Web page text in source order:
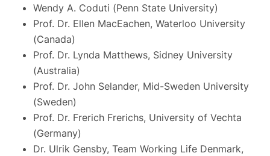
Wendy A. Coduti (Penn State University)
Prof. Dr. Ellen MacEachen, Waterloo University
(Canada)
Prof. Dr. Lynda Matthews, Sidney University
(Australia)
Prof. Dr. John Selander, Mid-Sweden University
(Sweden)
Prof. Dr. Frerich Frerichs, University of Vechta
(Germany)
Dr. Ulrik Gensby, Team Working Life Denmark,